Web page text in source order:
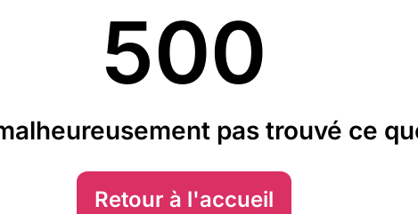
500
pas trouvé ce
Retour à l'accueil